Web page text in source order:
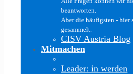
beantworten.
Aber die häufigsten - hier
gesammelt.
CISV Austria Blog
Mitmachen
Leader: in werden